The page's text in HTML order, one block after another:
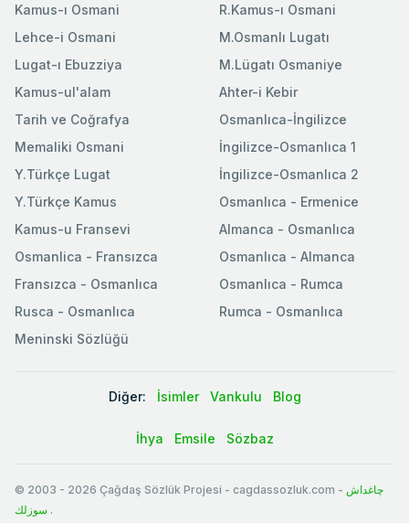
Kamus-ı Osmani
Lehce-i Osmani
Lugat-ı Ebuzziya
R.Kamus-ı Osmani
M.Osmanlı Lugatı
M.Lügatı Osmaniye
Kamus-ul'alam
Tarih ve Coğrafya
Memaliki Osmani
Y.Türkçe Lugat
Y.Türkçe Kamus
Ahter-i Kebir
Osmanlıca-İngilizce
İngilizce-Osmanlıca 1
İngilizce-Osmanlıca 2
Osmanlıca - Ermenice
Kamus-u Fransevi
Osmanlica - Fransızca
Fransızca - Osmanlıca
Rusca - Osmanlıca
Meninski Sözlüğü
Almanca - Osmanlıca
Osmanlıca - Almanca
Osmanlıca - Rumca
Rumca - Osmanlıca
Diğer: İsimler Vankulu Blog
İhya Emsile Sözbaz
© 2003 - 2026 Çağdaş Sözlük Projesi - cagdassozluk.com - چاغداش
سوزلك .